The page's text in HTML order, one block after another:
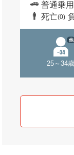
普通乗
死亡(0)
25～34歳
他